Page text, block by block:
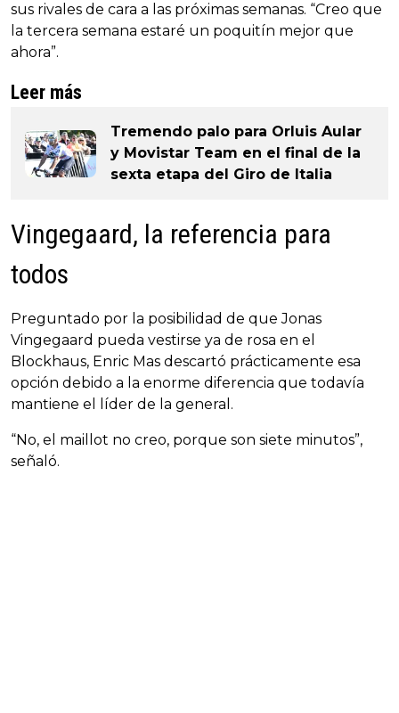
sus rivales de cara a las próximas semanas. “Creo que
la tercera semana estaré un poquitín mejor que
ahora”.
Leer más
Tremendo palo para Orluis Aular
y Movistar Team en el final de la
sexta etapa del Giro de Italia
Vingegaard, la referencia para
todos
Preguntado por la posibilidad de que Jonas
Vingegaard pueda vestirse ya de rosa en el
Blockhaus, Enric Mas descartó prácticamente esa
opción debido a la enorme diferencia que todavía
mantiene el líder de la general.
“No, el maillot no creo, porque son siete minutos”,
señaló.